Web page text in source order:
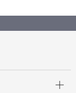
をさらに後押し
のリーフレット